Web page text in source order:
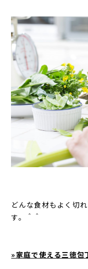
どんな食材もよく切
す。＾＾
»家庭で使える三徳包